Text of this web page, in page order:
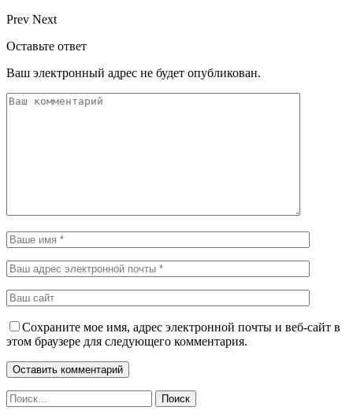
Prev Next
Оставьте ответ
Ваш электронный адрес не будет опубликован.
Сохраните мое имя, адрес электронной почты и веб-сайт в
этом браузере для следующего комментария.